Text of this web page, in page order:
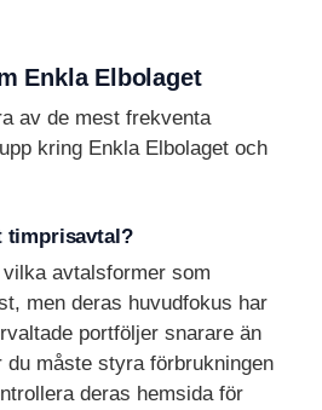
Enkla Elbolaget
av de mest frekventa
kring Enkla Elbolaget och
timprisavtal?
avtalsformer som
men deras huvudfokus har
portföljer snarare än
du måste styra förbrukningen
deras hemsida för